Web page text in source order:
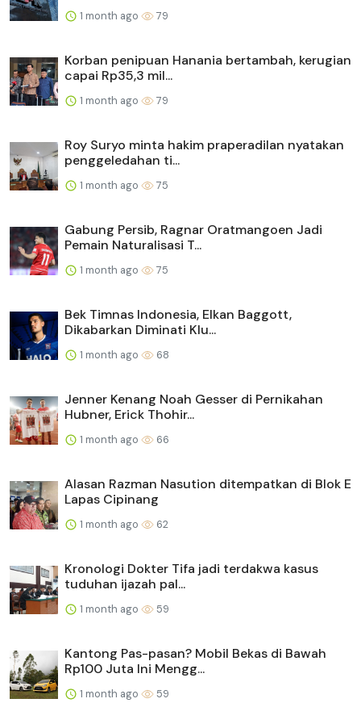
1 month ago 79
Korban penipuan Hanania bertambah, kerugian
capai Rp35,3 mil...
1 month ago 79
Roy Suryo minta hakim praperadilan nyatakan
penggeledahan ti...
1 month ago 75
Gabung Persib, Ragnar Oratmangoen Jadi
Pemain Naturalisasi T...
1 month ago 75
Bek Timnas Indonesia, Elkan Baggott,
Dikabarkan Diminati Klu...
1 month ago 68
Jenner Kenang Noah Gesser di Pernikahan
Hubner, Erick Thohir...
1 month ago 66
Alasan Razman Nasution ditempatkan di Blok E
Lapas Cipinang
1 month ago 62
Kronologi Dokter Tifa jadi terdakwa kasus
tuduhan ijazah pal...
1 month ago 59
Kantong Pas-pasan? Mobil Bekas di Bawah
Rp100 Juta Ini Mengg...
1 month ago 59